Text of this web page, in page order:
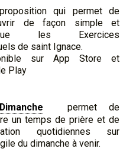
qui permet de
de façon simple et
les Exercices
de saint Ignace.
sur App Store et
Play
permet de
un temps de prière et de
quotidiennes sur
du dimanche à venir.